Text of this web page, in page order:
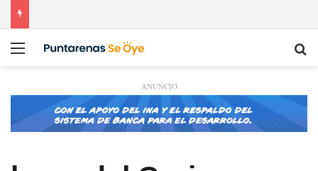
Menú
ANUNCIO